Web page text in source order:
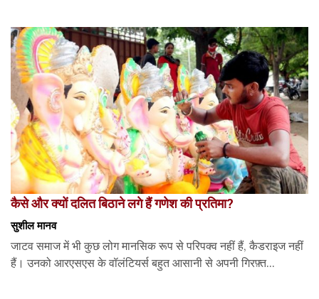
कैसे और क्यों दलित बिठाने लगे हैं गणेश की प्रतिमा?
सुशील मानव
जाटव समाज में भी कुछ लोग मानसिक रूप से परिपक्व नहीं हैं, कैडराइज नहीं
हैं। उनको आरएसएस के वॉलंटियर्स बहुत आसानी से अपनी गिरफ़्त...